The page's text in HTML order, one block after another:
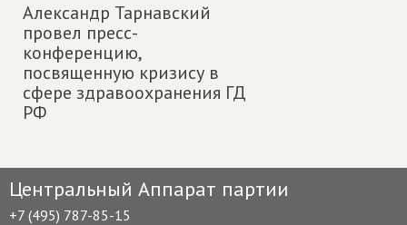
Александр Тарнавский
провел пресс-
конференцию,
посвященную кризису в
сфере здравоохранения ГД
РФ
Центральный Аппарат партии
+7 (495) 787-85-15